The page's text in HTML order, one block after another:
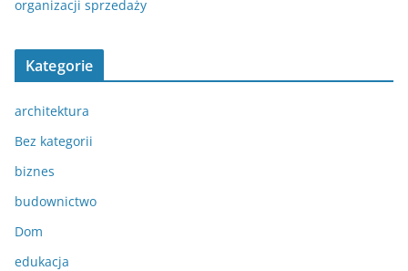
organizacji sprzedaży
Kategorie
architektura
Bez kategorii
biznes
budownictwo
Dom
edukacja